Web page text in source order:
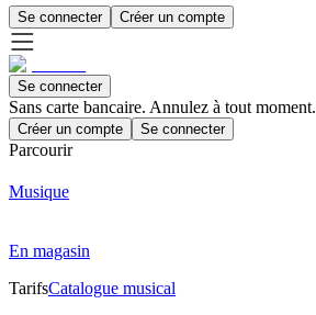
Se connecter Créer un compte
Se connecter
Sans carte bancaire. Annulez à tout moment.
Créer un compte Se connecter
Parcourir
Musique
En magasin
TarifsCatalogue musical